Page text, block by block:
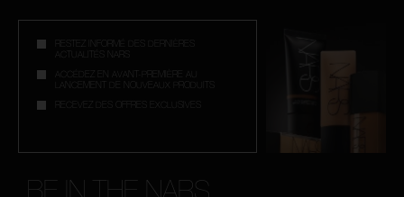
RESTEZ INFORMÉ DES DERNIÈRES
ACTUALITÉS NARS
ACCÉDEZ EN AVANT-PREMIÈRE AU
LANCEMENT DE NOUVEAUX PRODUITS
RECEVEZ DES OFFRES EXCLUSIVES
BE IN THE NARS